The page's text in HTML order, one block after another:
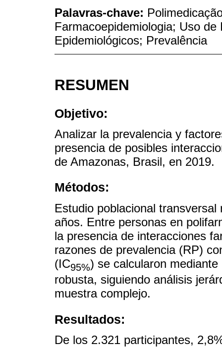
Palavras-chave:
Farmacoepidemiologia; Uso
Epidemiológicos; Prevalência
RESUMEN
Objetivo:
Analizar la prevalencia y
presencia de posibles
de Amazonas, Brasil, en 2019.
Métodos:
Estudio poblacional
años. Entre personas en
la presencia de interacciones
razones de prevalencia (RP)
(IC95%) se calcularon
robusta, siguiendo análisis
muestra complejo.
Resultados:
De los 2.321 participantes,